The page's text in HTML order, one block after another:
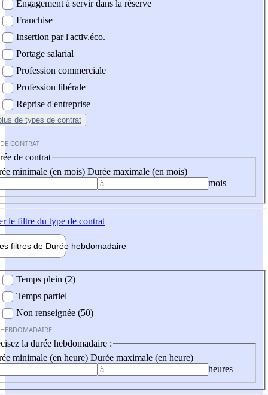
Engagement à servir dans la réserve
Franchise
Insertion par l'activ.éco.
Portage salarial
Profession commerciale
Profession libérale
Reprise d'entreprise
de types de contrat
CONTRAT
de contrat
minimale (en mois) Durée maximale (en mois)
mois
le filtre du type de contrat
filtres de Durée hebdomadaire
Temps plein (2)
Temps partiel
Non renseignée (50)
la durée hebdomadaire :
minimale (en heure) Durée maximale (en heure)
heures